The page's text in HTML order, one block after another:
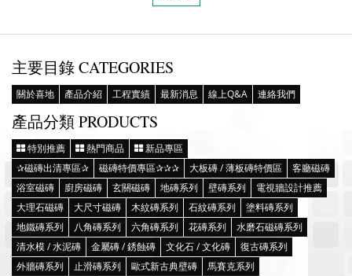
主要目錄 CATEGORIES
關於喜地 產品介紹 工程實績 最新消息 線上Q&A 連絡我們
產品分類 PRODUCTS
特別推薦 熱門商品
新品專區
✰磁磚出清專區✰
磁磚特價專區✰✰✰ 大板磚 / 薄板磚特價區
客廳磁磚
浴室磁磚
廚房磁磚 玄關磁磚 地磚系列 壁磚系列
電視牆設計推薦
大理石磁磚
大尺寸磁磚 木紋磚系列 石紋磚系列
塗料磚系列
地鐵磚系列
八角磚系列 六角磚系列 花磚系列
水磨石磁磚系列
清水模 / 水泥磚
金屬磚 / 銹蝕磚 文化石 / 文化磚
復古磚系列
外牆磚系列
止滑磚系列 歐式新古典壁磚
馬賽克系列